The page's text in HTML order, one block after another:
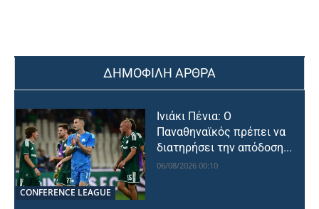
ΔΗΜΟΦΙΛΗ ΑΡΘΡΑ
CONFERENCE LEAGUE
Ινιάκι Πένια: Ο
Παναθηναϊκός πρέπει να
διατηρήσει την απόδοση...
06/08/2026 00:10